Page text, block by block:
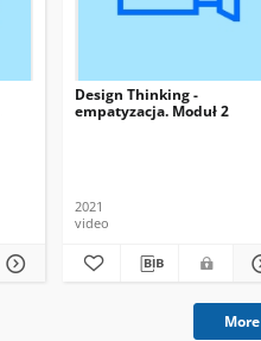
Design Thinking -
empatyzacja. Moduł 2
2021
video
More